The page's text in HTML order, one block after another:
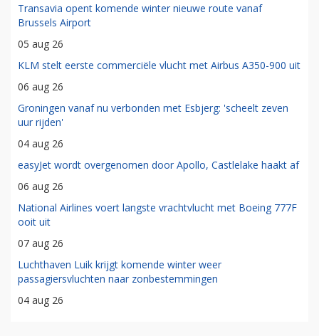
Transavia opent komende winter nieuwe route vanaf
Brussels Airport
05 aug 26
KLM stelt eerste commerciële vlucht met Airbus A350-900 uit
06 aug 26
Groningen vanaf nu verbonden met Esbjerg: 'scheelt zeven
uur rijden'
04 aug 26
easyJet wordt overgenomen door Apollo, Castlelake haakt af
06 aug 26
National Airlines voert langste vrachtvlucht met Boeing 777F
ooit uit
07 aug 26
Luchthaven Luik krijgt komende winter weer
passagiersvluchten naar zonbestemmingen
04 aug 26